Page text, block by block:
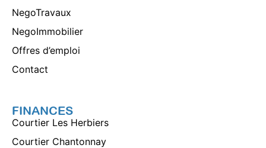
NegoTravaux
NegoImmobilier
Offres d’emploi
Contact
FINANCES
Courtier Les Herbiers
Courtier Chantonnay